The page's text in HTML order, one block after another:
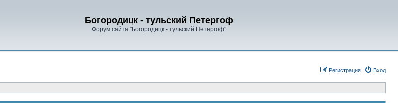
Богородицк - тульский Петергоф
Форум сайта "Богородицк - тульский Петергоф"
Вход
Регистрация